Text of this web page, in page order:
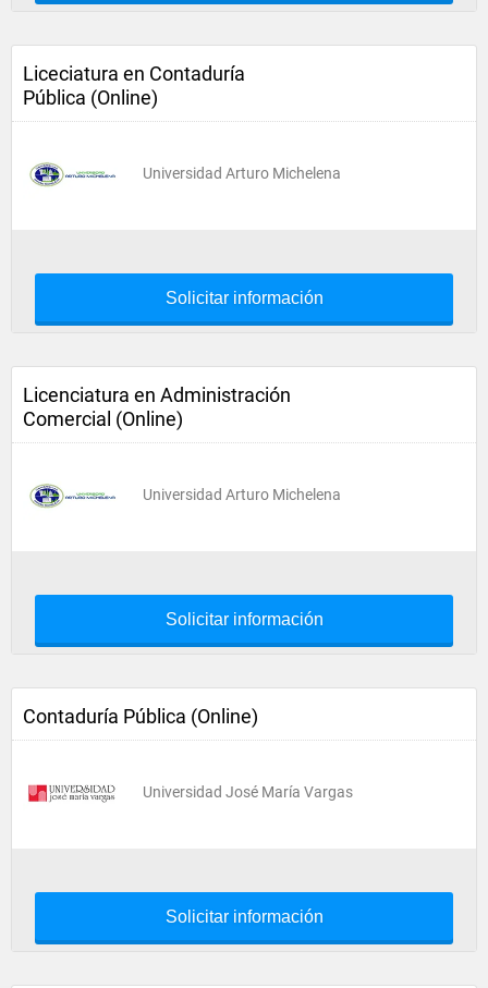
Liceciatura en Contaduría
Pública (Online)
Universidad Arturo Michelena
Solicitar información
Licenciatura en Administración
Comercial (Online)
Universidad Arturo Michelena
Solicitar información
Contaduría Pública (Online)
Universidad José María Vargas
Solicitar información